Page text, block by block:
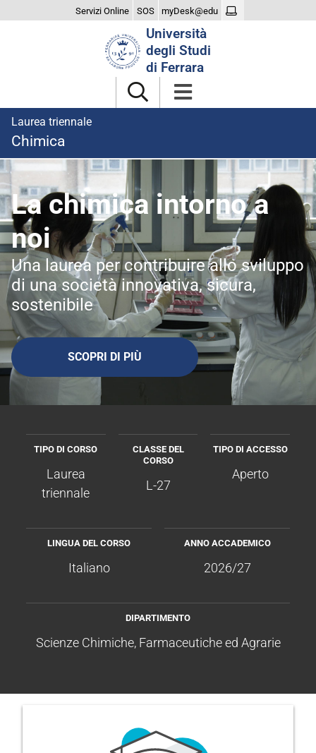
Servizi Online SOS myDesk@edu
Università
degli Studi
di Ferrara
Laurea triennale
Chimica
homepage
La chimica intorno a
noi
Una laurea per contribuire allo sviluppo
di una società innovativa, sicura,
sostenibile
SCOPRI DI PIÙ
TIPO DI CORSO
Laurea
triennale
CLASSE DEL
CORSO
L-27
TIPO DI ACCESSO
Aperto
LINGUA DEL CORSO
Italiano
ANNO ACCADEMICO
2026/27
DIPARTIMENTO
Scienze Chimiche, Farmaceutiche ed Agrarie